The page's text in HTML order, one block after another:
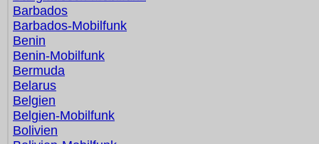
Barbados
Barbados-Mobilfunk
Benin
Benin-Mobilfunk
Bermuda
Belarus
Belgien
Belgien-Mobilfunk
Bolivien